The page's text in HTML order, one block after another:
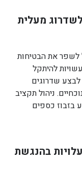
מעלית
לשפר את הבטיחות
להיתקל
שדרוגים
ניהול תקציב
בזבוז כספים
בהנגשת